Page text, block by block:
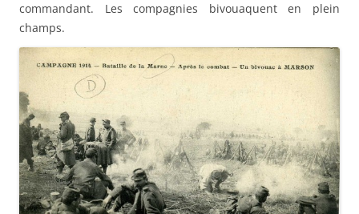
commandant. Les compagnies bivouaquent en plein
champs.